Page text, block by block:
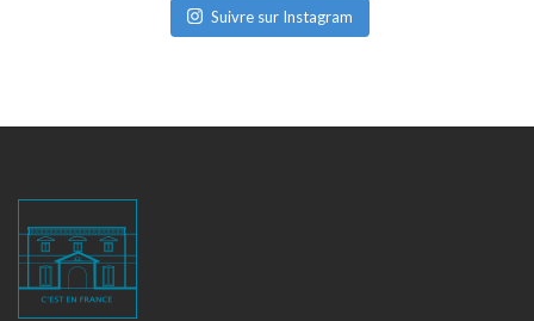
Suivre sur Instagram